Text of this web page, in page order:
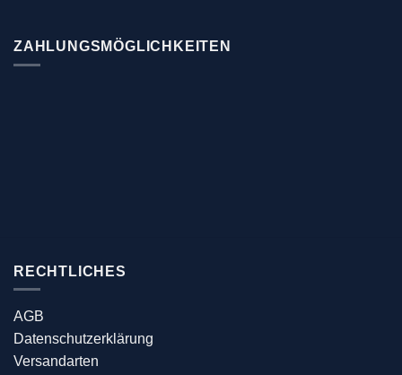
ZAHLUNGSMÖGLICHKEITEN
RECHTLICHES
AGB
Datenschutzerklärung
Versandarten